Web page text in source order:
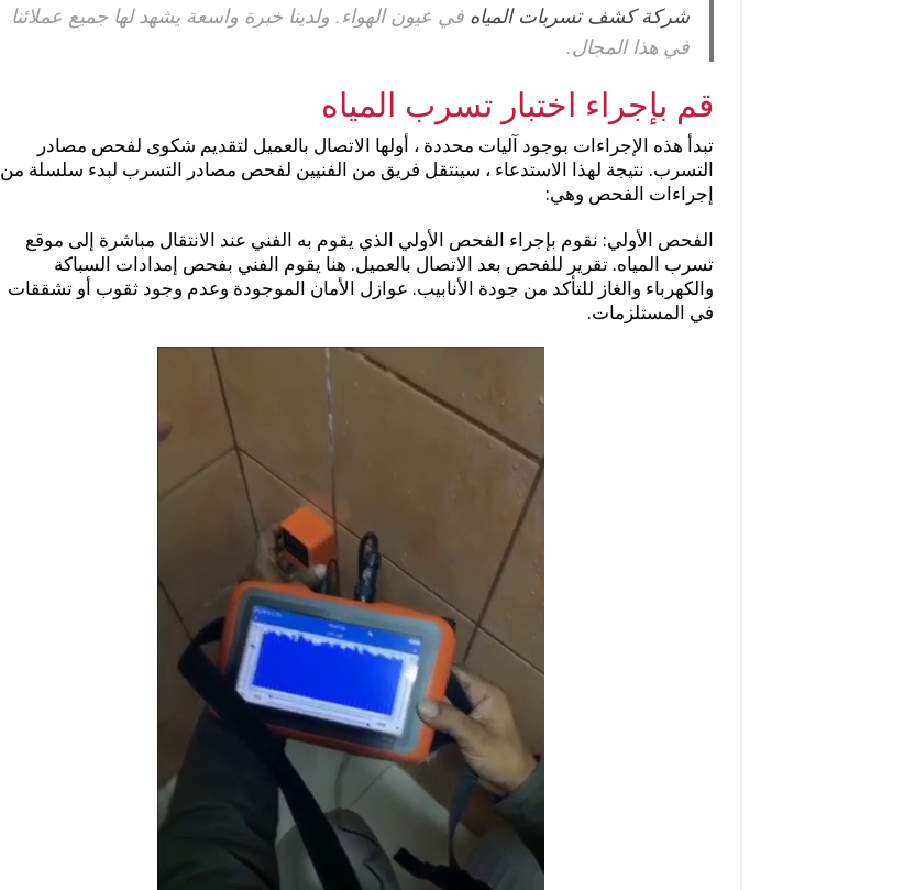
شركة كشف تسربات المياه في عيون الهواء. ولدينا خبرة واسعة يشهد لها جميع عملائنا
في هذا المجال.
قم بإجراء اختبار تسرب المياه
تبدأ هذه الإجراءات بوجود آليات محددة ، أولها الاتصال بالعميل لتقديم شكوى لفحص مصادر
التسرب. نتيجة لهذا الاستدعاء ، سينتقل فريق من الفنيين لفحص مصادر التسرب لبدء سلسلة من
إجراءات الفحص وهي:
الفحص الأولي: نقوم بإجراء الفحص الأولي الذي يقوم به الفني عند الانتقال مباشرة إلى موقع
تسرب المياه. تقرير للفحص بعد الاتصال بالعميل. هنا يقوم الفني بفحص إمدادات السباكة
والكهرباء والغاز للتأكد من جودة الأنابيب. عوازل الأمان الموجودة وعدم وجود ثقوب أو تشققات
في المستلزمات.